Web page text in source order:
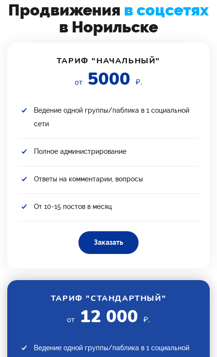
Продвижения в соцсетях
в Норильске
ТАРИФ "НАЧАЛЬНЫЙ"
от 5000 ₽.
Ведение одной группы/паблика в 1 социальной
сети
Полное администрирование
Ответы на комментарии, вопросы
От 10-15 постов в месяц
Заказать
ТАРИФ "СТАНДАРТНЫЙ"
от 12 000 ₽.
Ведение одной группы/паблика в 1 социальной